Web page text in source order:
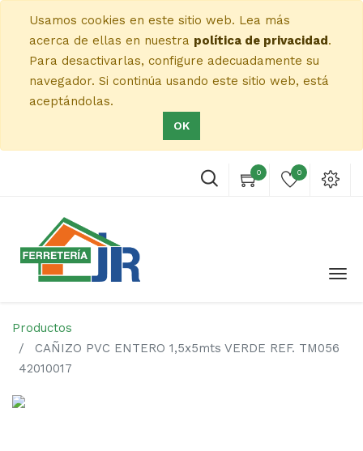
Usamos cookies en este sitio web. Lea más
acerca de ellas en nuestra política de privacidad.
Para desactivarlas, configure adecuadamente su
navegador. Si continúa usando este sitio web, está
aceptándolas.
OK
0 0
Productos
CAÑIZO PVC ENTERO 1,5x5mts VERDE REF. TM056
42010017